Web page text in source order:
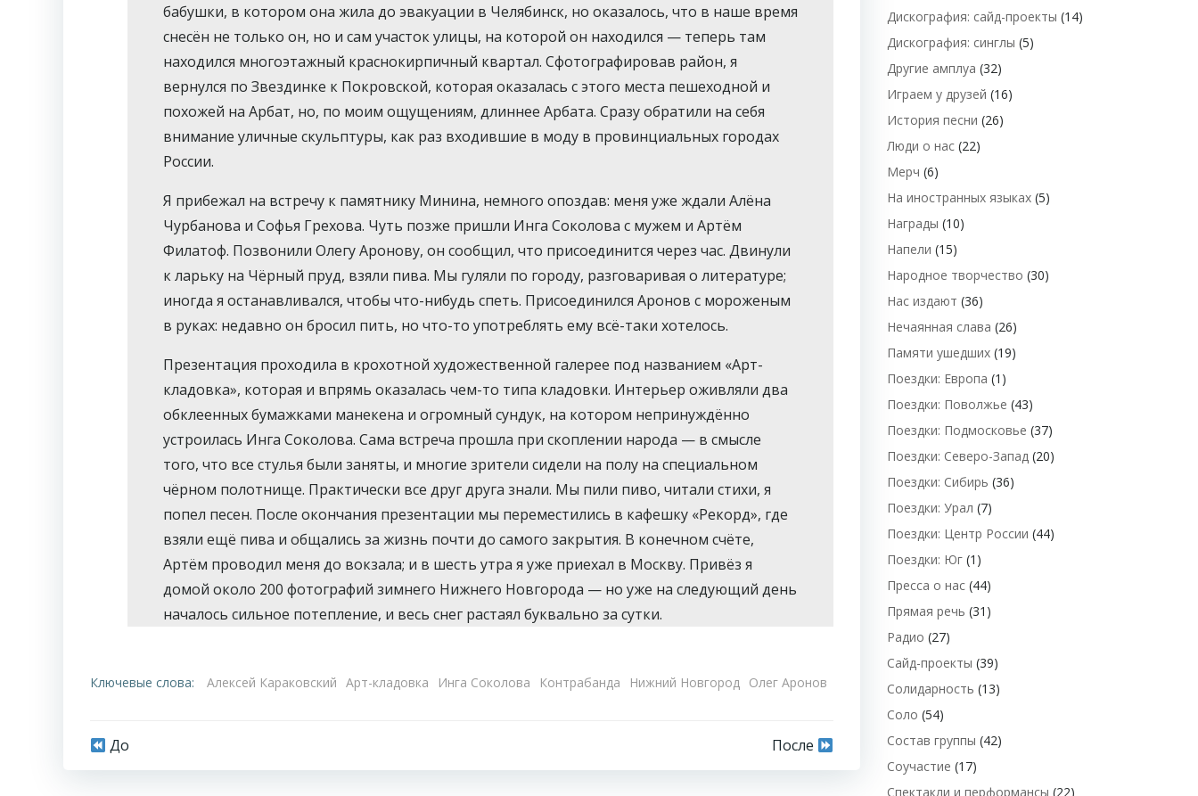
бабушки, в котором она жила до эвакуации в Челябинск, но оказалось, что в наше время
снесён не только он, но и сам участок улицы, на которой он находился — теперь там
находился многоэтажный краснокирпичный квартал. Сфотографировав район, я
вернулся по Звездинке к Покровской, которая оказалась с этого места пешеходной и
похожей на Арбат, но, по моим ощущениям, длиннее Арбата. Сразу обратили на себя
внимание уличные скульптуры, как раз входившие в моду в провинциальных городах
России.
Я прибежал на встречу к памятнику Минина, немного опоздав: меня уже ждали Алёна
Чурбанова и Софья Грехова. Чуть позже пришли Инга Соколова с мужем и Артём
Филатоф. Позвонили Олегу Аронову, он сообщил, что присоединится через час. Двинули
к ларьку на Чёрный пруд, взяли пива. Мы гуляли по городу, разговаривая о литературе;
иногда я останавливался, чтобы что-нибудь спеть. Присоединился Аронов с мороженым
в руках: недавно он бросил пить, но что-то употреблять ему всё-таки хотелось.
Презентация проходила в крохотной художественной галерее под названием «Арт-
кладовка», которая и впрямь оказалась чем-то типа кладовки. Интерьер оживляли два
обклеенных бумажками манекена и огромный сундук, на котором непринуждённо
устроилась Инга Соколова. Сама встреча прошла при скоплении народа — в смысле
того, что все стулья были заняты, и многие зрители сидели на полу на специальном
чёрном полотнище. Практически все друг друга знали. Мы пили пиво, читали стихи, я
попел песен. После окончания презентации мы переместились в кафешку «Рекорд», где
взяли ещё пива и общались за жизнь почти до самого закрытия. В конечном счёте,
Артём проводил меня до вокзала; и в шесть утра я уже приехал в Москву. Привёз я
домой около 200 фотографий зимнего Нижнего Новгорода — но уже на следующий день
началось сильное потепление, и весь снег растаял буквально за сутки.
Ключевые слова: Алексей Караковский Арт-кладовка Инга Соколова Контрабанда Нижний Новгород Олег Аронов
Навигация
До После
Дискография: сайд-проекты (14)
Дискография: синглы (5)
Другие амплуа (32)
Играем у друзей (16)
История песни (26)
Люди о нас (22)
Мерч (6)
На иностранных языках (5)
Награды (10)
Напели (15)
Народное творчество (30)
Нас издают (36)
Нечаянная слава (26)
Памяти ушедших (19)
Поездки: Европа (1)
Поездки: Поволжье (43)
Поездки: Подмосковье (37)
Поездки: Северо-Запад (20)
Поездки: Сибирь (36)
Поездки: Урал (7)
Поездки: Центр России (44)
Поездки: Юг (1)
Пресса о нас (44)
Прямая речь (31)
Радио (27)
Сайд-проекты (39)
Солидарность (13)
Соло (54)
Состав группы (42)
Соучастие (17)
Спектакли и перформансы (22)